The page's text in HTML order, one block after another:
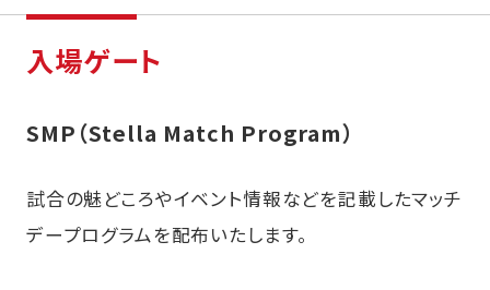
入場ゲート
SMP（Stella Match Program）
試合の魅どころやイベント情報などを記載したマッチ
デープログラムを配布いたします。